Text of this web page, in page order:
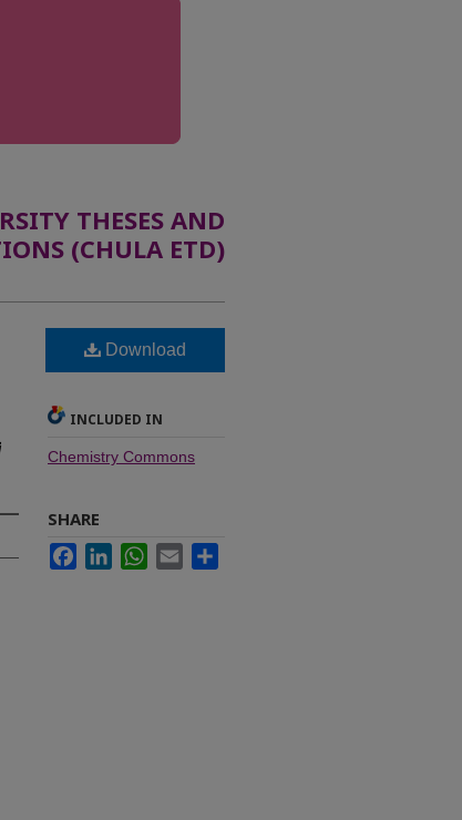
THESES AND
(CHULA ETD)
Download
INCLUDED IN
Chemistry Commons
SHARE
FacebookLinkedInWhatsApp
Email